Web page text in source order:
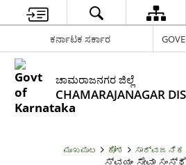
ಕರ್ನಾಟಕ ಸರ್ಕಾರ
ಚಾಮರಾಜನಗರ ಜಿಲ್ಲೆ
CHAMARAJANAGAR
ಮುಖಪುಟ ಕೋಶ
ಸ್ವಯಂ ಸೇವಾ